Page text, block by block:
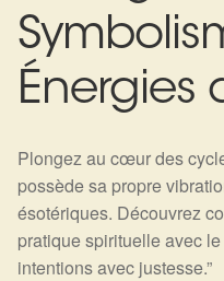
Nouveautés
Bolas
Bracelets
Panier
Énergies
Plongez au cœur des
possède sa propre
ésotériques. Découvrez
pratique spirituelle avec
intentions avec justesse.”